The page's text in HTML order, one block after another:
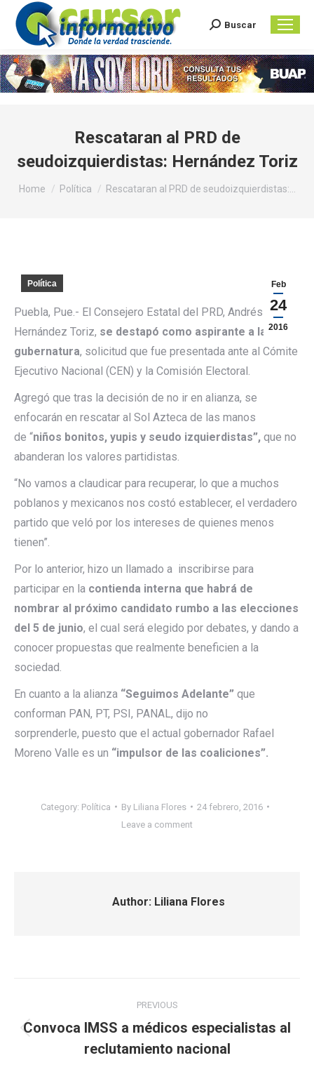
Search:
Buscar
Rescataran al PRD de
seudoizquierdistas: Hernández Toriz
You are here:
Home Política Rescataran al PRD de seudoizquierdistas:…
Feb
24
2016
Política
Puebla, Pue.- El Consejero Estatal del PRD, Andrés
Hernández Toriz, se destapó como aspirante a la
gubernatura, solicitud que fue presentada ante al Cómite
Ejecutivo Nacional (CEN) y la Comisión Electoral.
Agregó que tras la decisión de no ir en alianza, se
enfocarán en rescatar al Sol Azteca de las manos
de “niños bonitos, yupis y seudo izquierdistas”, que no
abanderan los valores partidistas.
“No vamos a claudicar para recuperar, lo que a muchos
poblanos y mexicanos nos costó establecer, el verdadero
partido que veló por los intereses de quienes menos
tienen”.
Por lo anterior, hizo un llamado a inscribirse para
participar en la contienda interna que habrá de
nombrar al próximo candidato rumbo a las elecciones
del 5 de junio, el cual será elegido por debates, y dando a
conocer propuestas que realmente beneficien a la
sociedad.
En cuanto a la alianza “Seguimos Adelante” que
conforman PAN, PT, PSI, PANAL, dijo no
sorprenderle, puesto que el actual gobernador Rafael
Moreno Valle es un “impulsor de las coaliciones”.
Category: Política By Liliana Flores
24 febrero, 2016
Leave a comment
Author: Liliana Flores
navigation
PREVIOUS
Previous
post:
Convoca IMSS a médicos especialistas al
reclutamiento nacional